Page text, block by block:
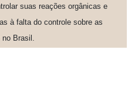
suas reações orgânicas e
à falta do controle sobre as
no Brasil.